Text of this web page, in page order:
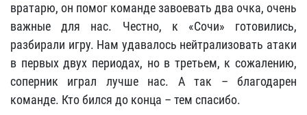
вратарю, он помог команде завоевать два очка, очень
важные для нас. Честно, к «Сочи» готовились,
разбирали игру. Нам удавалось нейтрализовать атаки
в первых двух периодах, но в третьем, к сожалению,
соперник играл лучше нас. А так – благодарен
команде. Кто бился до конца – тем спасибо.